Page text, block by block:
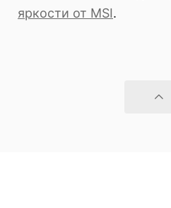
яркости от MSI.